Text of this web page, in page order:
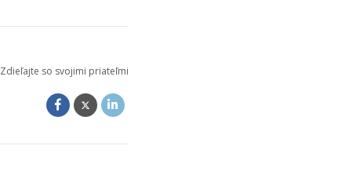
Zdieľajte so svojimi priateľmi